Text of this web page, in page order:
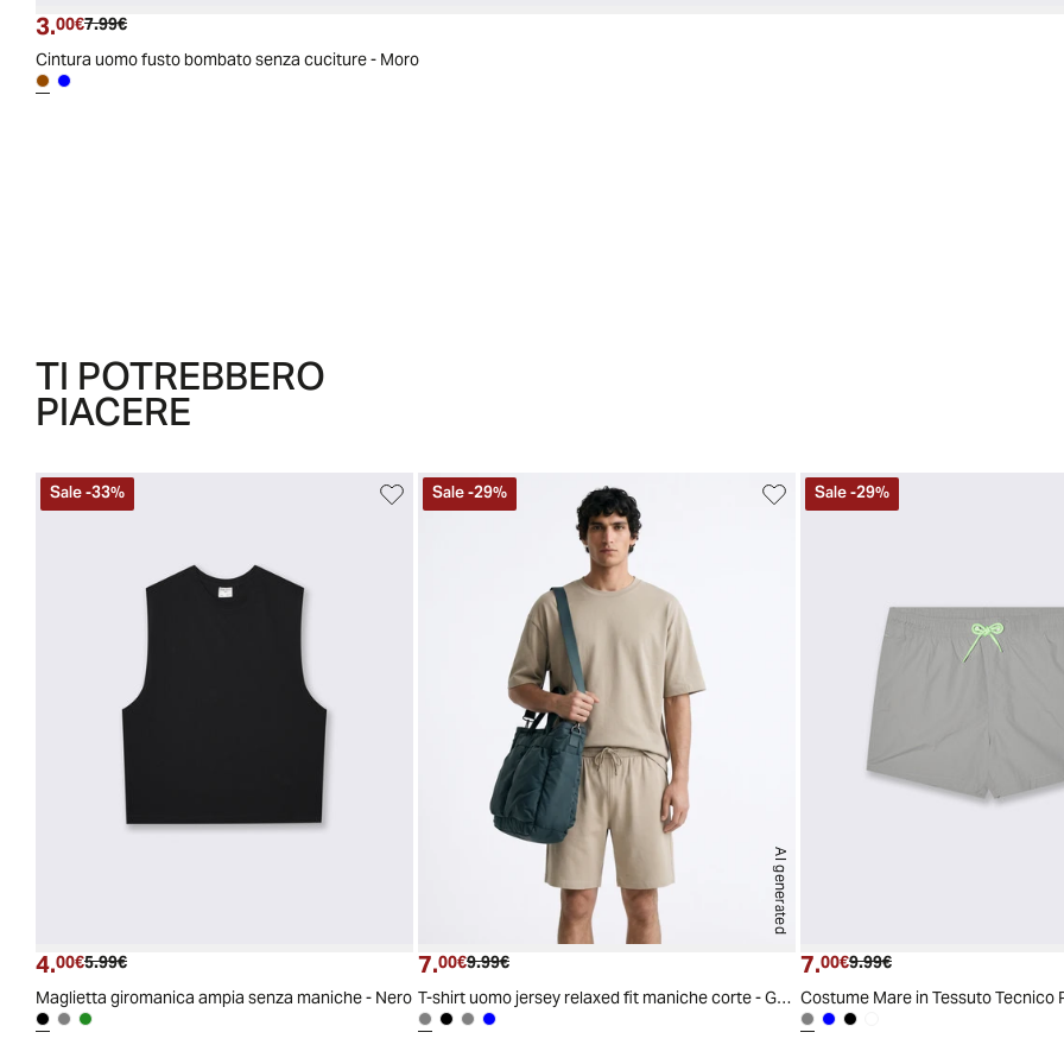
Prezzo attuale
3.00€ Prezzo originale
7.99€
Cintura uomo fusto bombato senza cuciture - Moro
TI POTREBBERO
PIACERE
Sale-33%
Prezzo attuale
4.00€ Prezzo originale
5.99€
Maglietta giromanica ampia senza maniche - Nero
AI generated
Sale-29%
Prezzo attuale
7.00€ Prezzo originale
9.99€
T-shirt uomo jersey relaxed fit maniche corte - Grigio stone
Sale-29%
Prezzo attuale
7.00€ Prezzo originale
9.99€